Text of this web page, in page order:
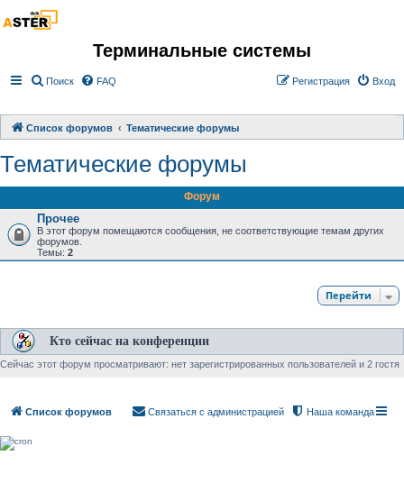
Терминальные системы
Поиск FAQ Вход
Регистрация
Список форумов Тематические форумы
Тематические форумы
Форум
Прочее
В этот форум помещаются сообщения, не соответствующие темам других
форумов.
Темы: 2
Перейти
Кто сейчас на конференции
Сейчас этот форум просматривают: нет зарегистрированных пользователей и 2 гостя
Список форумов Наша команда
Связаться с администрацией